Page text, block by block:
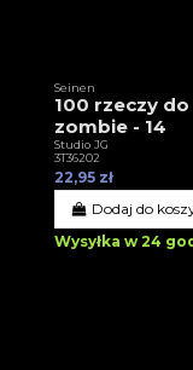
Seinen
100 rzeczy
zombie - 14
Studio JG
3T36202
22,95 zł
Dodaj do
Wysyłka w 24